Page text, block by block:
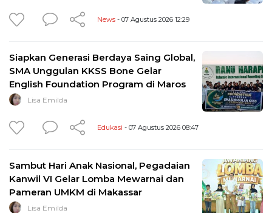
News - 07 Agustus 2026 12:29
Siapkan Generasi Berdaya Saing Global,
SMA Unggulan KKSS Bone Gelar
English Foundation Program di Maros
Lisa Emilda
Edukasi - 07 Agustus 2026 08:47
Sambut Hari Anak Nasional, Pegadaian
Kanwil VI Gelar Lomba Mewarnai dan
Pameran UMKM di Makassar
Lisa Emilda